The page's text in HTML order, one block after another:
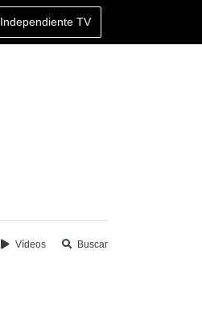
Independiente TV
Vídeos Buscar